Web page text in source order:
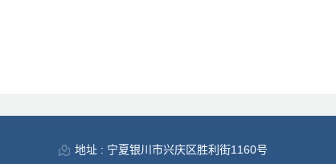
地址 : 宁夏银川市兴庆区胜利街1160号